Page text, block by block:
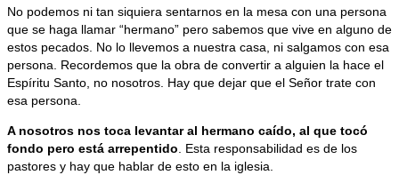
No podemos ni tan siquiera sentarnos en la mesa con una persona
que se haga llamar “hermano” pero sabemos que vive en alguno de
estos pecados. No lo llevemos a nuestra casa, ni salgamos con esa
persona. Recordemos que la obra de convertir a alguien la hace el
Espíritu Santo, no nosotros. Hay que dejar que el Señor trate con
esa persona.
A nosotros nos toca levantar al hermano caído, al que tocó
fondo pero está arrepentido. Esta responsabilidad es de los
pastores y hay que hablar de esto en la iglesia.